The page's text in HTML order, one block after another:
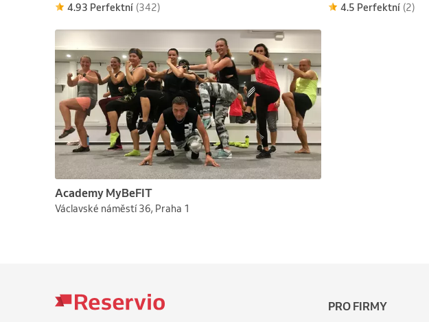
4.93 Perfektní (342)
4.5 Perfektní (2)
Academy MyBeFIT
Václavské náměstí 36, Praha 1
PRO FIRMY